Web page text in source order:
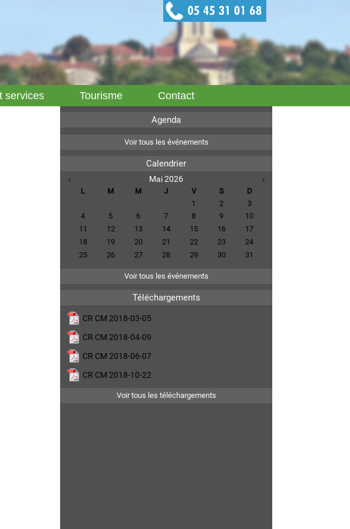
services Tourisme Contact
Agenda
Voir tous les événements
Calendrier
‹ Mai 2026 ›
L M M J V S
D
1
2
3
4
5 6 7 8 9
10
11
12 13 14 15 16
17
18
19 20 21 22 23
24
25
26 27 28 29 30 31
Voir tous les événements
Téléchargements
CR CM 2018-03-05
CR CM 2018-04-09
CR CM 2018-06-07
CR CM 2018-10-22
Voir tous les téléchargements